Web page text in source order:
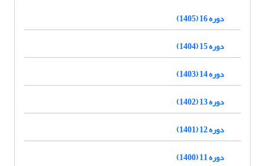
دوره 16 (1405)
دوره 15 (1404)
دوره 14 (1403)
دوره 13 (1402)
دوره 12 (1401)
دوره 11 (1400)